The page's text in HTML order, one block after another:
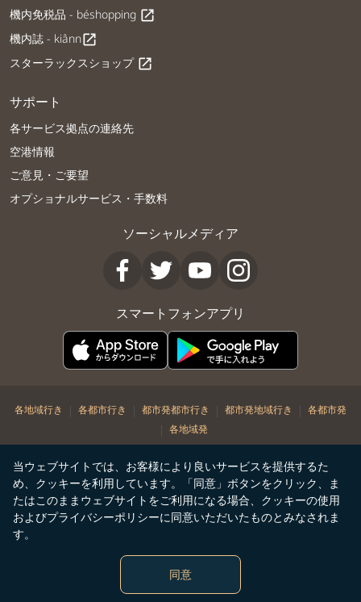
当ウェブサイトでは、お客様により良いサービスを提供するた
め、クッキーを利用しています。「同意」ボタンをクリック、ま
たはこのままウェブサイトをご利用になる場合、クッキーの使用
およびプライバシーポリシーに同意いただいたものとみなされま
す。
同意
機内免税品 - béshopping open_in_new
機内誌 - kiânnopen_in_new
スターラックスショップ open_in_new
サポート
各サービス拠点の連絡先
空港情報
ご意見・ご要望
オプショナルサービス・手数料
ソーシャルメディア
スマートフォンアプリ
各地域行き | 各都市行き | 都市発都市行き | 都市発地域行き | 各都市発
| 各地域発